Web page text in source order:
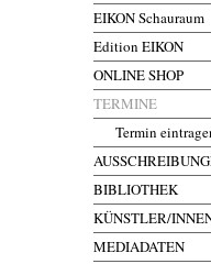
EIKON Schauraum
Edition EIKON
ONLINE SHOP
TERMINE
Termin
BIBLIOTHEK
KÜNSTLER/
MEDIADATEN